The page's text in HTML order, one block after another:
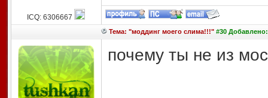
ICQ: 6306667
Тема: "моддинг моего слима!!!"#30 Добавлено:
почему ты не из